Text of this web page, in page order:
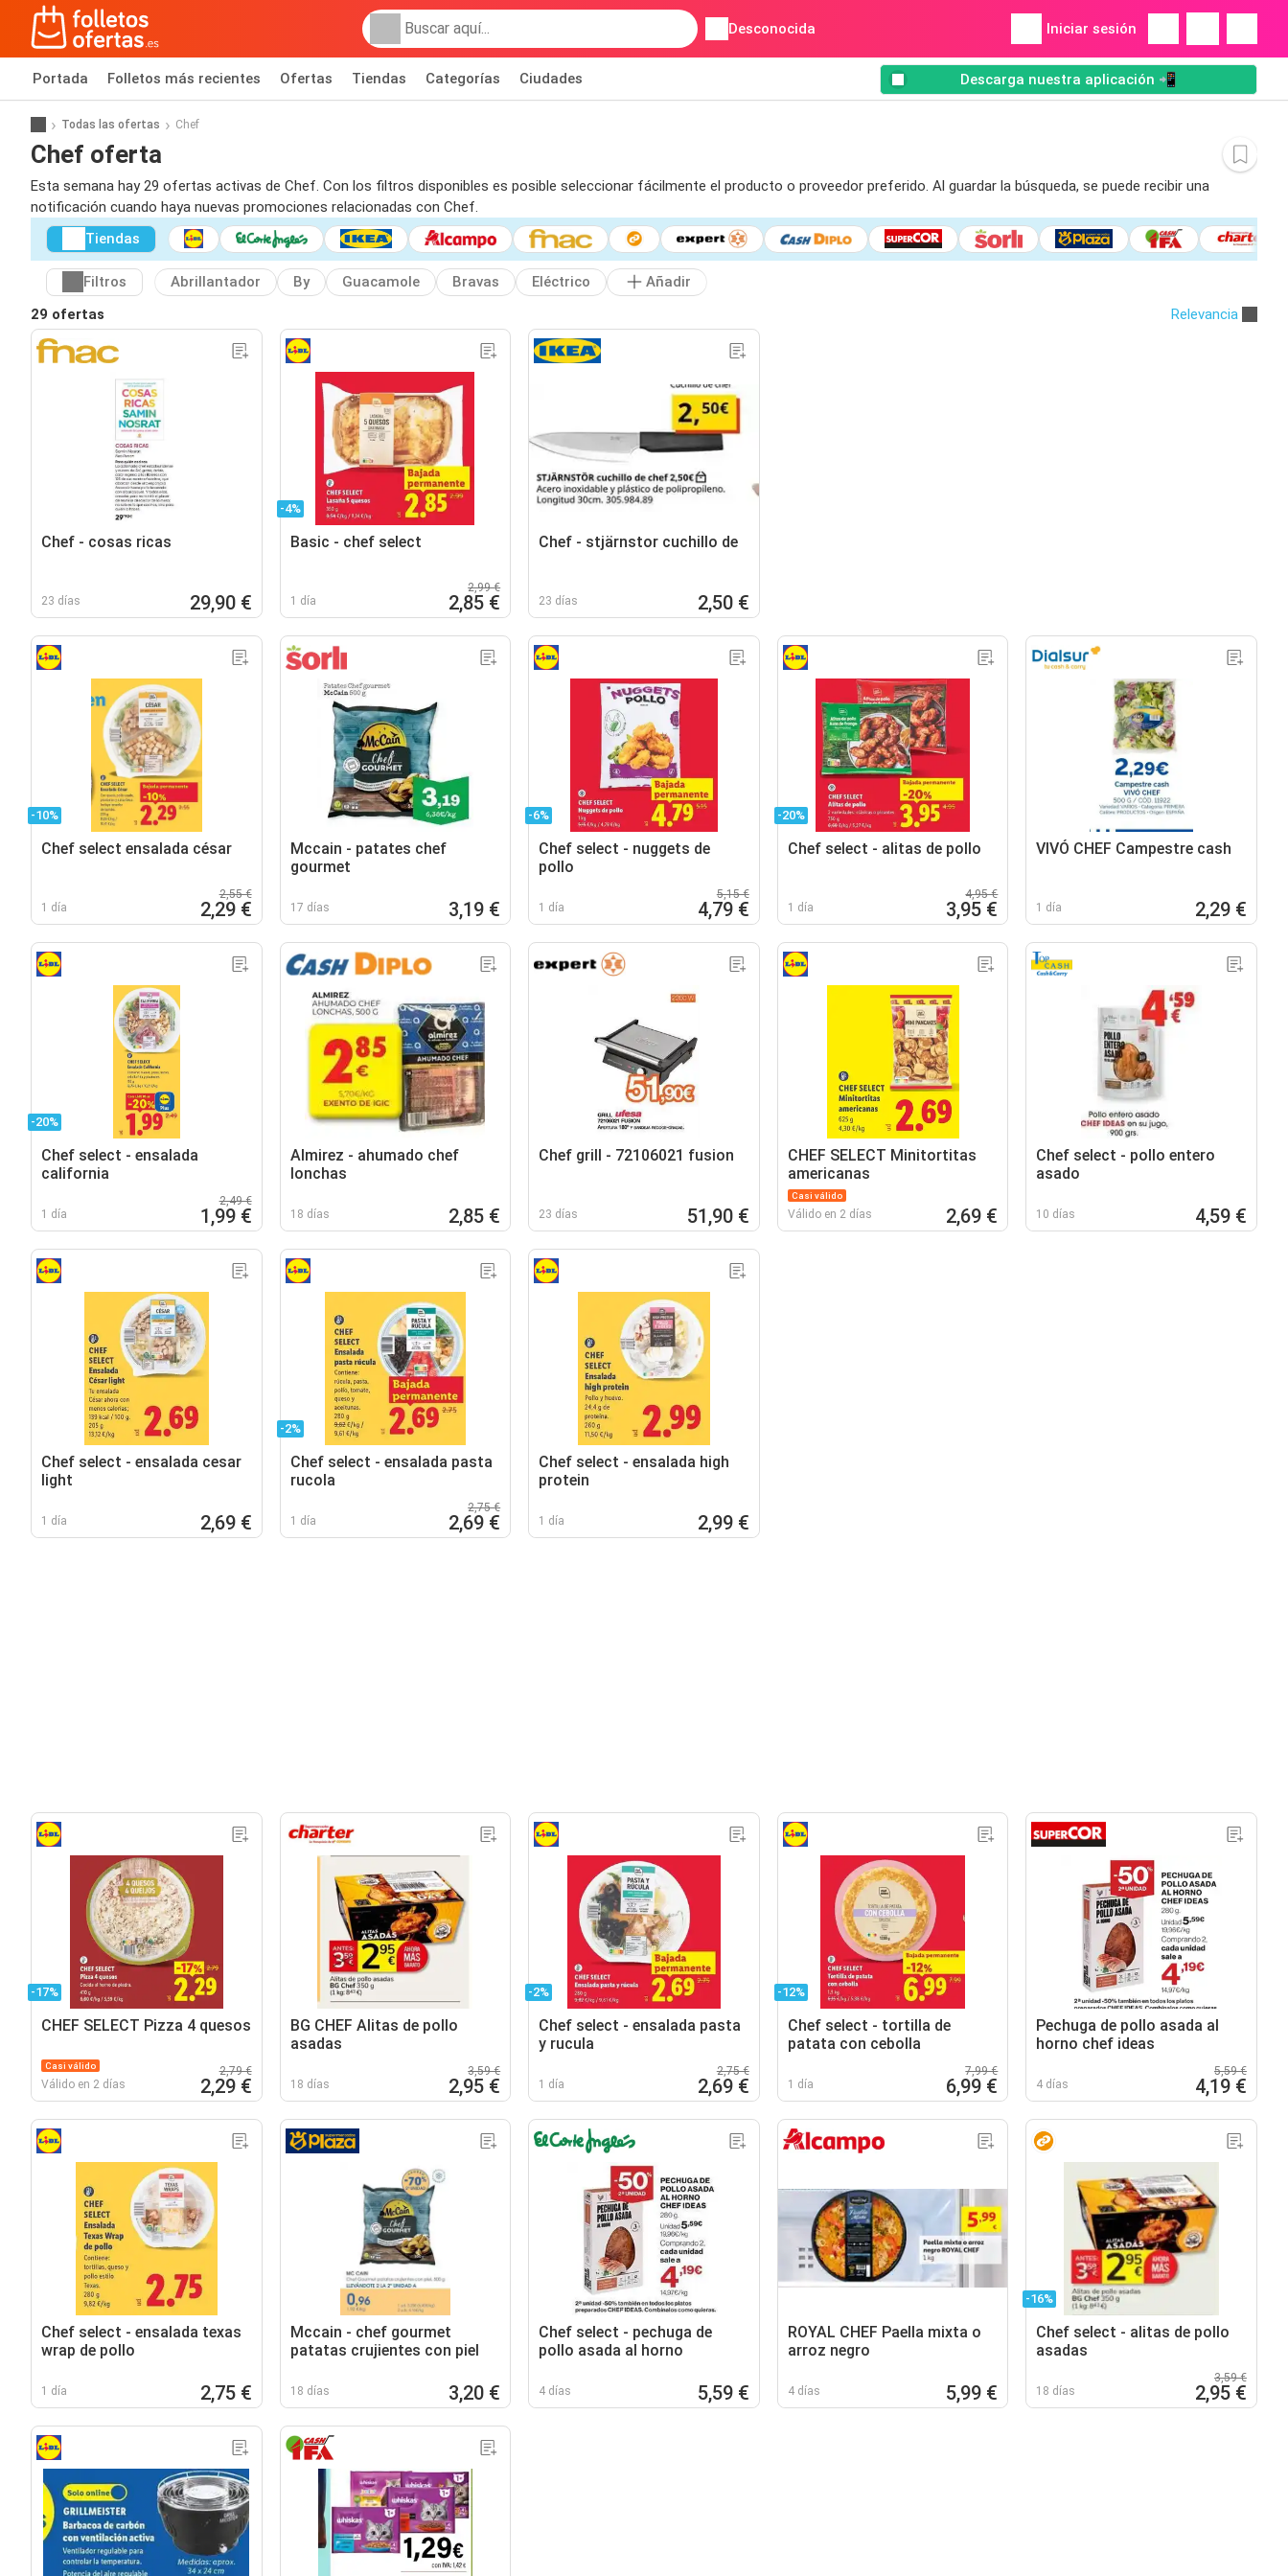
Desconocida Iniciar sesión
Portada Folletos más recientes Ofertas Tiendas Categorías Ciudades Descarga nuestra aplicación 📲
Todas las ofertas Chef
Chef oferta
Esta semana hay 29 ofertas activas de Chef. Con los filtros disponibles es posible seleccionar fácilmente el producto o proveedor preferido. Al guardar la búsqueda, se puede recibir una
notificación cuando haya nuevas promociones relacionadas con Chef.
Tiendas
Filtros Abrillantador By Guacamole Bravas Eléctrico
Añadir
29 ofertas
Relevancia
Chef - cosas ricas
23 días 29,90 €
-4%
Basic - chef select
1 día
2,99 €
2,85 €
Chef - stjärnstor cuchillo de
23 días 2,50 €
-10%
Chef select ensalada césar
1 día
2,55 €
2,29 €
Mccain - patates chef
gourmet
17 días 3,19 €
-6%
Chef select - nuggets de
pollo
1 día
5,15 €
4,79 €
-20%
Chef select - alitas de pollo
1 día
4,95 €
3,95 €
VIVÓ CHEF Campestre cash
1 día 2,29 €
-20%
Chef select - ensalada
california
1 día
2,49 €
1,99 €
Almirez - ahumado chef
lonchas
18 días 2,85 €
Chef grill - 72106021 fusion
23 días 51,90 €
CHEF SELECT Minitortitas
americanas
Casi válido
Válido en 2 días 2,69 €
Chef select - pollo entero
asado
10 días 4,59 €
Chef select - ensalada cesar
light
1 día 2,69 €
-2%
Chef select - ensalada pasta
rucola
1 día
2,75 €
2,69 €
Chef select - ensalada high
protein
1 día 2,99 €
-17%
CHEF SELECT Pizza 4 quesos
Casi válido
Válido en 2 días
2,79 €
2,29 €
BG CHEF Alitas de pollo
asadas
18 días
3,59 €
2,95 €
-2%
Chef select - ensalada pasta
y rucula
1 día
2,75 €
2,69 €
-12%
Chef select - tortilla de
patata con cebolla
1 día
7,99 €
6,99 €
Pechuga de pollo asada al
horno chef ideas
4 días
5,59 €
4,19 €
Chef select - ensalada texas
wrap de pollo
1 día 2,75 €
Mccain - chef gourmet
patatas crujientes con piel
18 días 3,20 €
Chef select - pechuga de
pollo asada al horno
4 días 5,59 €
ROYAL CHEF Paella mixta o
arroz negro
4 días 5,99 €
-16%
Chef select - alitas de pollo
asadas
18 días
3,59 €
2,95 €